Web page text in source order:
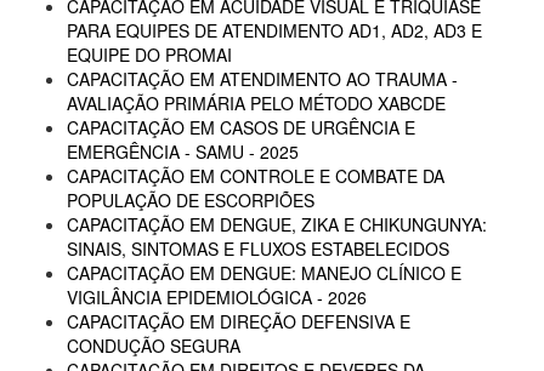
CAPACITAÇÃO EM ACUIDADE VISUAL E TRIQUÍASE
PARA EQUIPES DE ATENDIMENTO AD1, AD2, AD3 E
EQUIPE DO PROMAI
CAPACITAÇÃO EM ATENDIMENTO AO TRAUMA -
AVALIAÇÃO PRIMÁRIA PELO MÉTODO XABCDE
CAPACITAÇÃO EM CASOS DE URGÊNCIA E
EMERGÊNCIA - SAMU - 2025
CAPACITAÇÃO EM CONTROLE E COMBATE DA
POPULAÇÃO DE ESCORPIÕES
CAPACITAÇÃO EM DENGUE, ZIKA E CHIKUNGUNYA:
SINAIS, SINTOMAS E FLUXOS ESTABELECIDOS
CAPACITAÇÃO EM DENGUE: MANEJO CLÍNICO E
VIGILÂNCIA EPIDEMIOLÓGICA - 2026
CAPACITAÇÃO EM DIREÇÃO DEFENSIVA E
CONDUÇÃO SEGURA